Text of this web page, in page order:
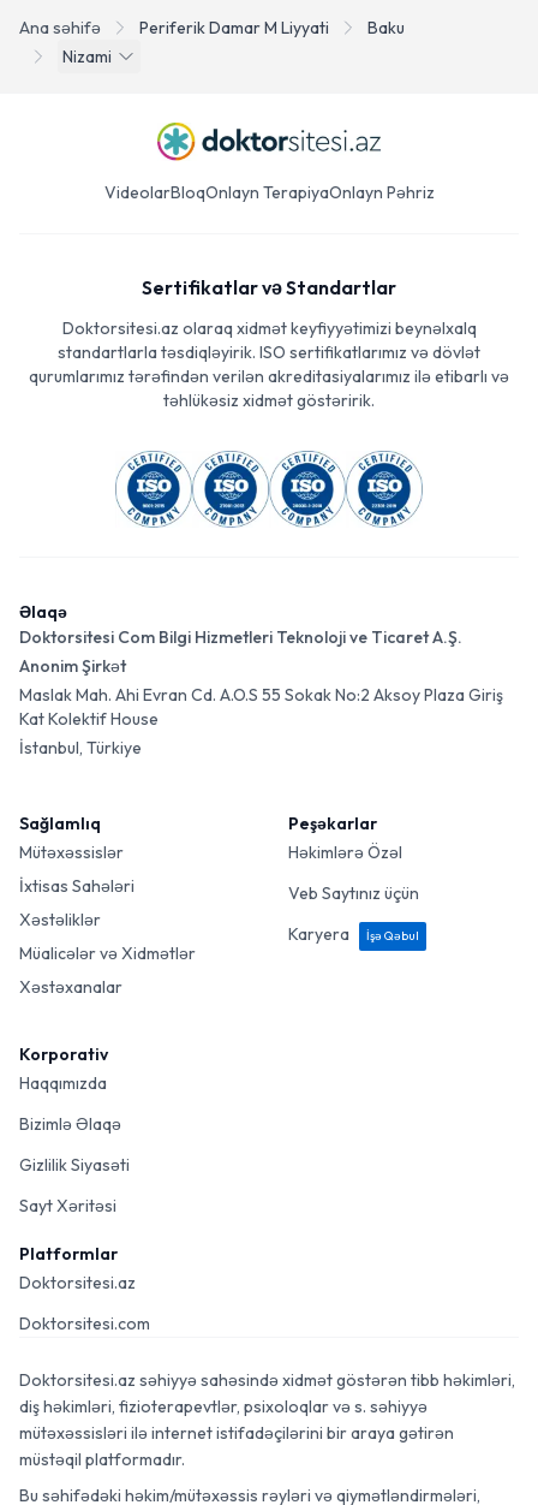
Ana səhifə Periferik Damar M Liyyati
Baku
Nizami
VideolarBloqOnlayn TerapiyaOnlayn Pəhriz
Sertifikatlar və Standartlar
Doktorsitesi.az olaraq xidmət keyfiyyətimizi beynəlxalq
standartlarla təsdiqləyirik. ISO sertifikatlarımız və dövlət
qurumlarımız tərəfindən verilən akreditasiyalarımız ilə etibarlı və
təhlükəsiz xidmət göstəririk.
Əlaqə
Doktorsitesi Com Bilgi Hizmetleri Teknoloji ve Ticaret A.Ş.
Anonim Şirkət
Maslak Mah. Ahi Evran Cd. A.O.S 55 Sokak No:2 Aksoy Plaza Giriş
Kat Kolektif House
İstanbul, Türkiye
Sağlamlıq
Mütəxəssislər
İxtisas Sahələri
Xəstəliklər
Müalicələr və Xidmətlər
Xəstəxanalar
Peşəkarlar
Həkimlərə Özəl
Veb Saytınız üçün
Karyera
İşə Qəbul
Korporativ
Haqqımızda
Bizimlə Əlaqə
Gizlilik Siyasəti
Sayt Xəritəsi
Platformlar
Doktorsitesi.az
Doktorsitesi.com
Doktorsitesi.az səhiyyə sahəsində xidmət göstərən tibb həkimləri,
diş həkimləri, fizioterapevtlər, psixoloqlar və s. səhiyyə
mütəxəssisləri ilə internet istifadəçilərini bir araya gətirən
müstəqil platformadır.
Bu səhifədəki həkim/mütəxəssis rəyləri və qiymətləndirmələri,